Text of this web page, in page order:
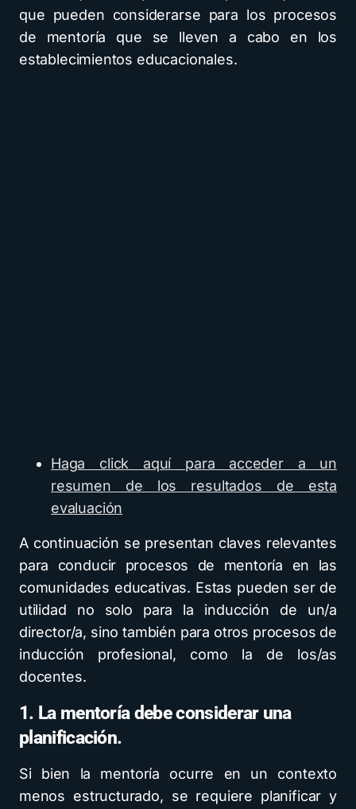
que pueden considerarse para los procesos
de mentoría que se lleven a cabo en los
establecimientos educacionales.
Haga click aquí para acceder a un
resumen de los resultados de esta
evaluación
A continuación se presentan claves relevantes
para conducir procesos de mentoría en las
comunidades educativas. Estas pueden ser de
utilidad no solo para la inducción de un/a
director/a, sino también para otros procesos de
inducción profesional, como la de los/as
docentes.
1. La mentoría debe considerar una
planificación.
Si bien la mentoría ocurre en un contexto
menos estructurado, se requiere planificar y